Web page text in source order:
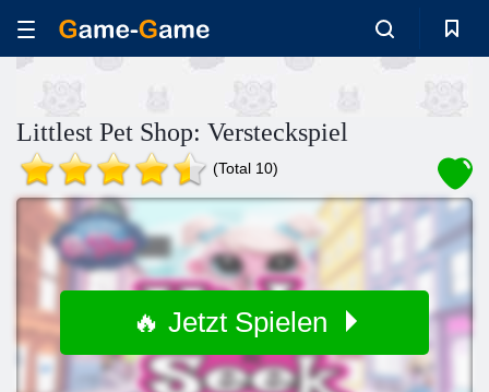
Littlest Pet Shop: Versteckspiel
(Total 10)
🔥 Jetzt Spielen